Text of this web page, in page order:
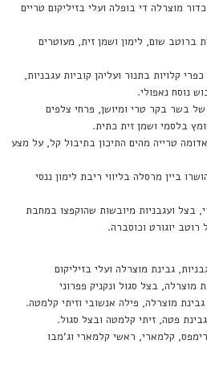
מוצרלה די בופלה ועלי בזיליקום טריים
ברוטב שום, לימון ושמן זית, מעוטרים
קלויות בתנור ועליהן קוביות עגבניות,
נוסח נאפולי.
בשר בקר טרי ומיושן, פרחי צלפים
בלסמי ושמן זית כתית.
טרייה מהים התיכון בתיבול קל, על מצע
ביין מרסלה בליווי ריבת לימון ננסי
בצל ועגבניות מיובשות שהוקפצו במחבת
רוטב יוגורט וכוסברה.
גבינת מוצרלה ועלי בזיליקום
מוצרלה, בצל סגול ונקניק פפרוני
מוצרלה, פילה אנשובי וזיתי קלמטה.
פטה, זיתי קלמטה ובצל סגול.
קלמארי, ראשי קלמארי וג'מבו